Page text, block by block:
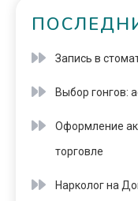
Запись в
Выбор гонгов:
Оформление
торговле
Нарколог на